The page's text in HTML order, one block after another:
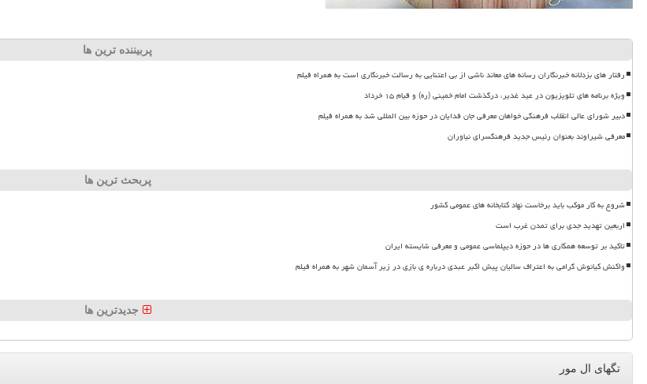
پربیننده ترین ها
رفتار های بزدلانه خبرنگاران رسانه های معاند ناشی از بی اعتنایی به رسالت خبرنگاری است به همراه فیلم
ویژه برنامه های تلویزیون در عید غدیر، درگذشت امام خمینی (ره) و قیام ۱۵ خرداد
دبیر شورای عالی انقلاب فرهنگی خواهان معرفی جان فدایان در حوزه بین المللی شد به همراه فیلم
معرفی شیراوند بعنوان رئیس جدید فرهنگسرای نیاوران
پربحث ترین ها
شروع به کار موکب باید برخاست نهاد کتابخانه های عمومی کشور
اربعین تهدید جدی برای تمدن غرب است
تاکید بر توسعه همکاری ها در حوزه دیپلماسی عمومی و معرفی شایسته ایران
واکنش کیانوش گرامی به اعتراف سالیان پیش اکبر عبدی درباره ی بازی در زیر آسمان شهر به همراه فیلم
جدیدترین ها
تگهای ال مور